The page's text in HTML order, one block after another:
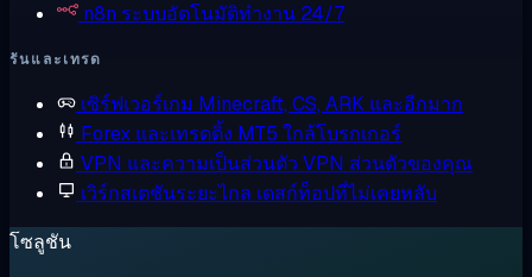
n8n ระบบอัตโนมัติทำงาน 24/7
รันและเทรด
เซิร์ฟเวอร์เกม Minecraft, CS, ARK และอีกมาก
Forex และเทรดดิ้ง MT5 ใกล้โบรกเกอร์
VPN และความเป็นส่วนตัว VPN ส่วนตัวของคุณ
เวิร์กสเตชันระยะไกล เดสก์ท็อปที่ไม่เคยหลับ
โซลูชัน